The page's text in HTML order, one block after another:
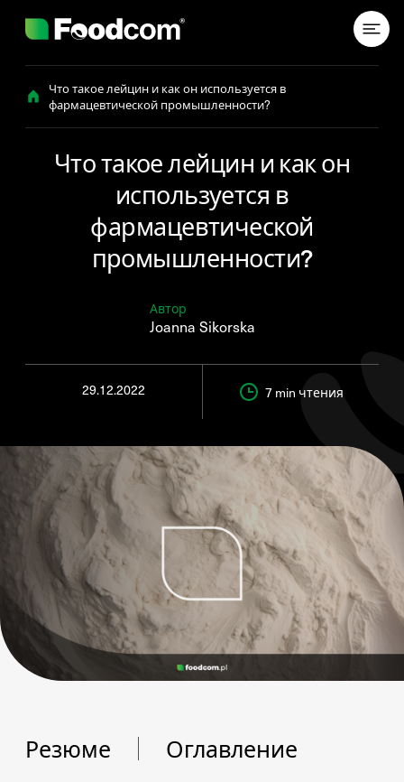
Что такое лейцин и как он используется в
фармацевтической промышленности?
Что такое лейцин и как он
используется в
фармацевтической
промышленности?
Автор
Joanna Sikorska
29.12.2022 7 min чтения
Резюме Оглавление